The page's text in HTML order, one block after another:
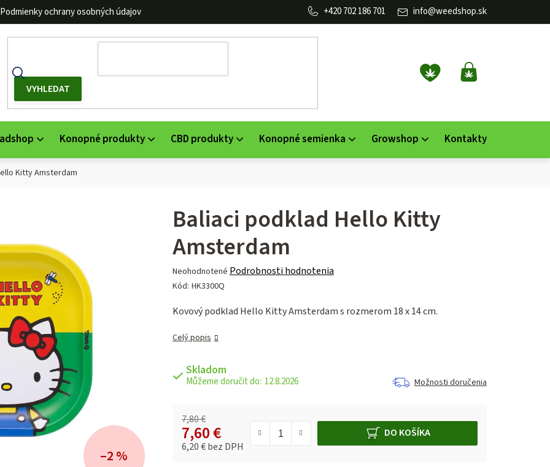
Podmienky ochrany osobných údajov info@weedshop.sk
702 186 701
NÁKUPNÝ
KOŠÍK
Konopné produkty CBD produkty Konopné semienka Growshop Kontakty
Kitty Amsterdam
Baliaci podklad Hello Kitty
Amsterdam
Priemerné
hodnotenie
je
z 5
Neohodnotené Podrobnosti hodnotenia
Kód: HK3300Q
Kovový podklad Hello Kitty Amsterdam s rozmerom 18 x 14 cm.
Celý popis
Skladom
12.8.2026 Možnosti doručenia
7,80 €
7,60 €
6,20 € bez DPH
DO KOŠÍKA
–2 %